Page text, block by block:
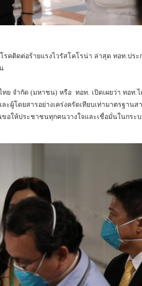
คติดต่อร้ายแรงไวรัสโคโรน่า ล่าสุด ทอท.ประ
ย จำกัด (มหาชน) หรือ ทอท. เปิดเผยว่า ทอท.ไ
ผู้โดยสารอย่างเคร่งครัดเทียบเท่ามาตรฐานส
อให้ประชาชนทุกคนวางใจและเชื่อมั่นในกระ